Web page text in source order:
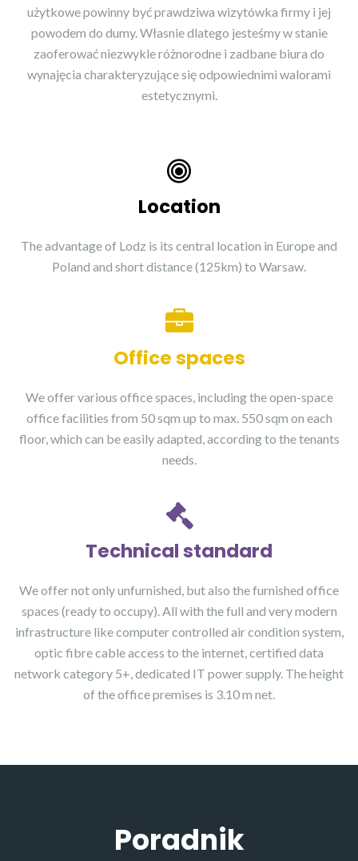
użytkowe powinny być prawdziwa wizytówka firmy i jej
powodem do dumy. Własnie dlatego jesteśmy w stanie
zaoferować niezwykle różnorodne i zadbane biura do
wynajęcia charakteryzujące się odpowiednimi walorami
estetycznymi.
Location
The advantage of Lodz is its central location in Europe and
Poland and short distance (125km) to Warsaw.
Office spaces
We offer various office spaces, including the open-space
office facilities from 50 sqm up to max. 550 sqm on each
floor, which can be easily adapted, according to the tenants
needs.
Technical standard
We offer not only unfurnished, but also the furnished office
spaces (ready to occupy). All with the full and very modern
infrastructure like computer controlled air condition system,
optic fibre cable access to the internet, certified data
network category 5+, dedicated IT power supply. The height
of the office premises is 3.10 m net.
Poradnik